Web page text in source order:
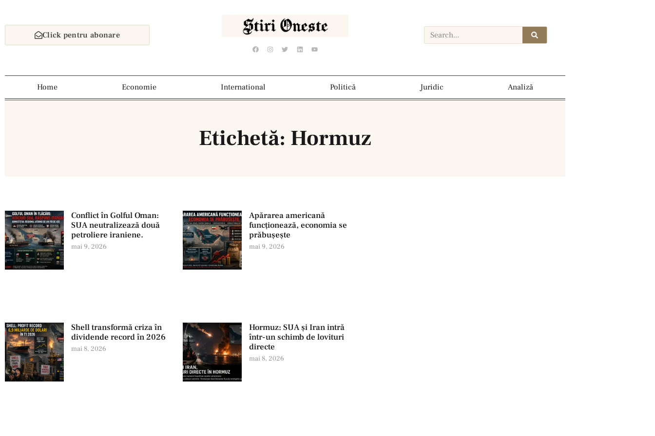
Click pentru abonare
Home Economie International Politică Juridic Analiză
Etichetă: Hormuz
Conflict în Golful Oman:
SUA neutralizează două
petroliere iraniene.
mai 9, 2026
Apărarea americană
funcționează, economia se
prăbușește
mai 9, 2026
Shell transformă criza în
dividende record în 2026
mai 8, 2026
Hormuz: SUA și Iran intră
într-un schimb de lovituri
directe
mai 8, 2026